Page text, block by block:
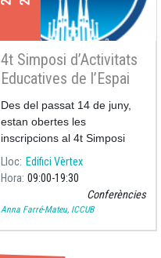
4t Simposi d’Activitats
Educatives de l’Espai
Des del passat 14 de juny,
estan obertes les
inscripcions al 4t Simposi
d’Activitats Educative
Lloc Edifici Vèrtex
Hora 09:00 19:30
Conferències
Anna Farré-Mateu, ICCUB